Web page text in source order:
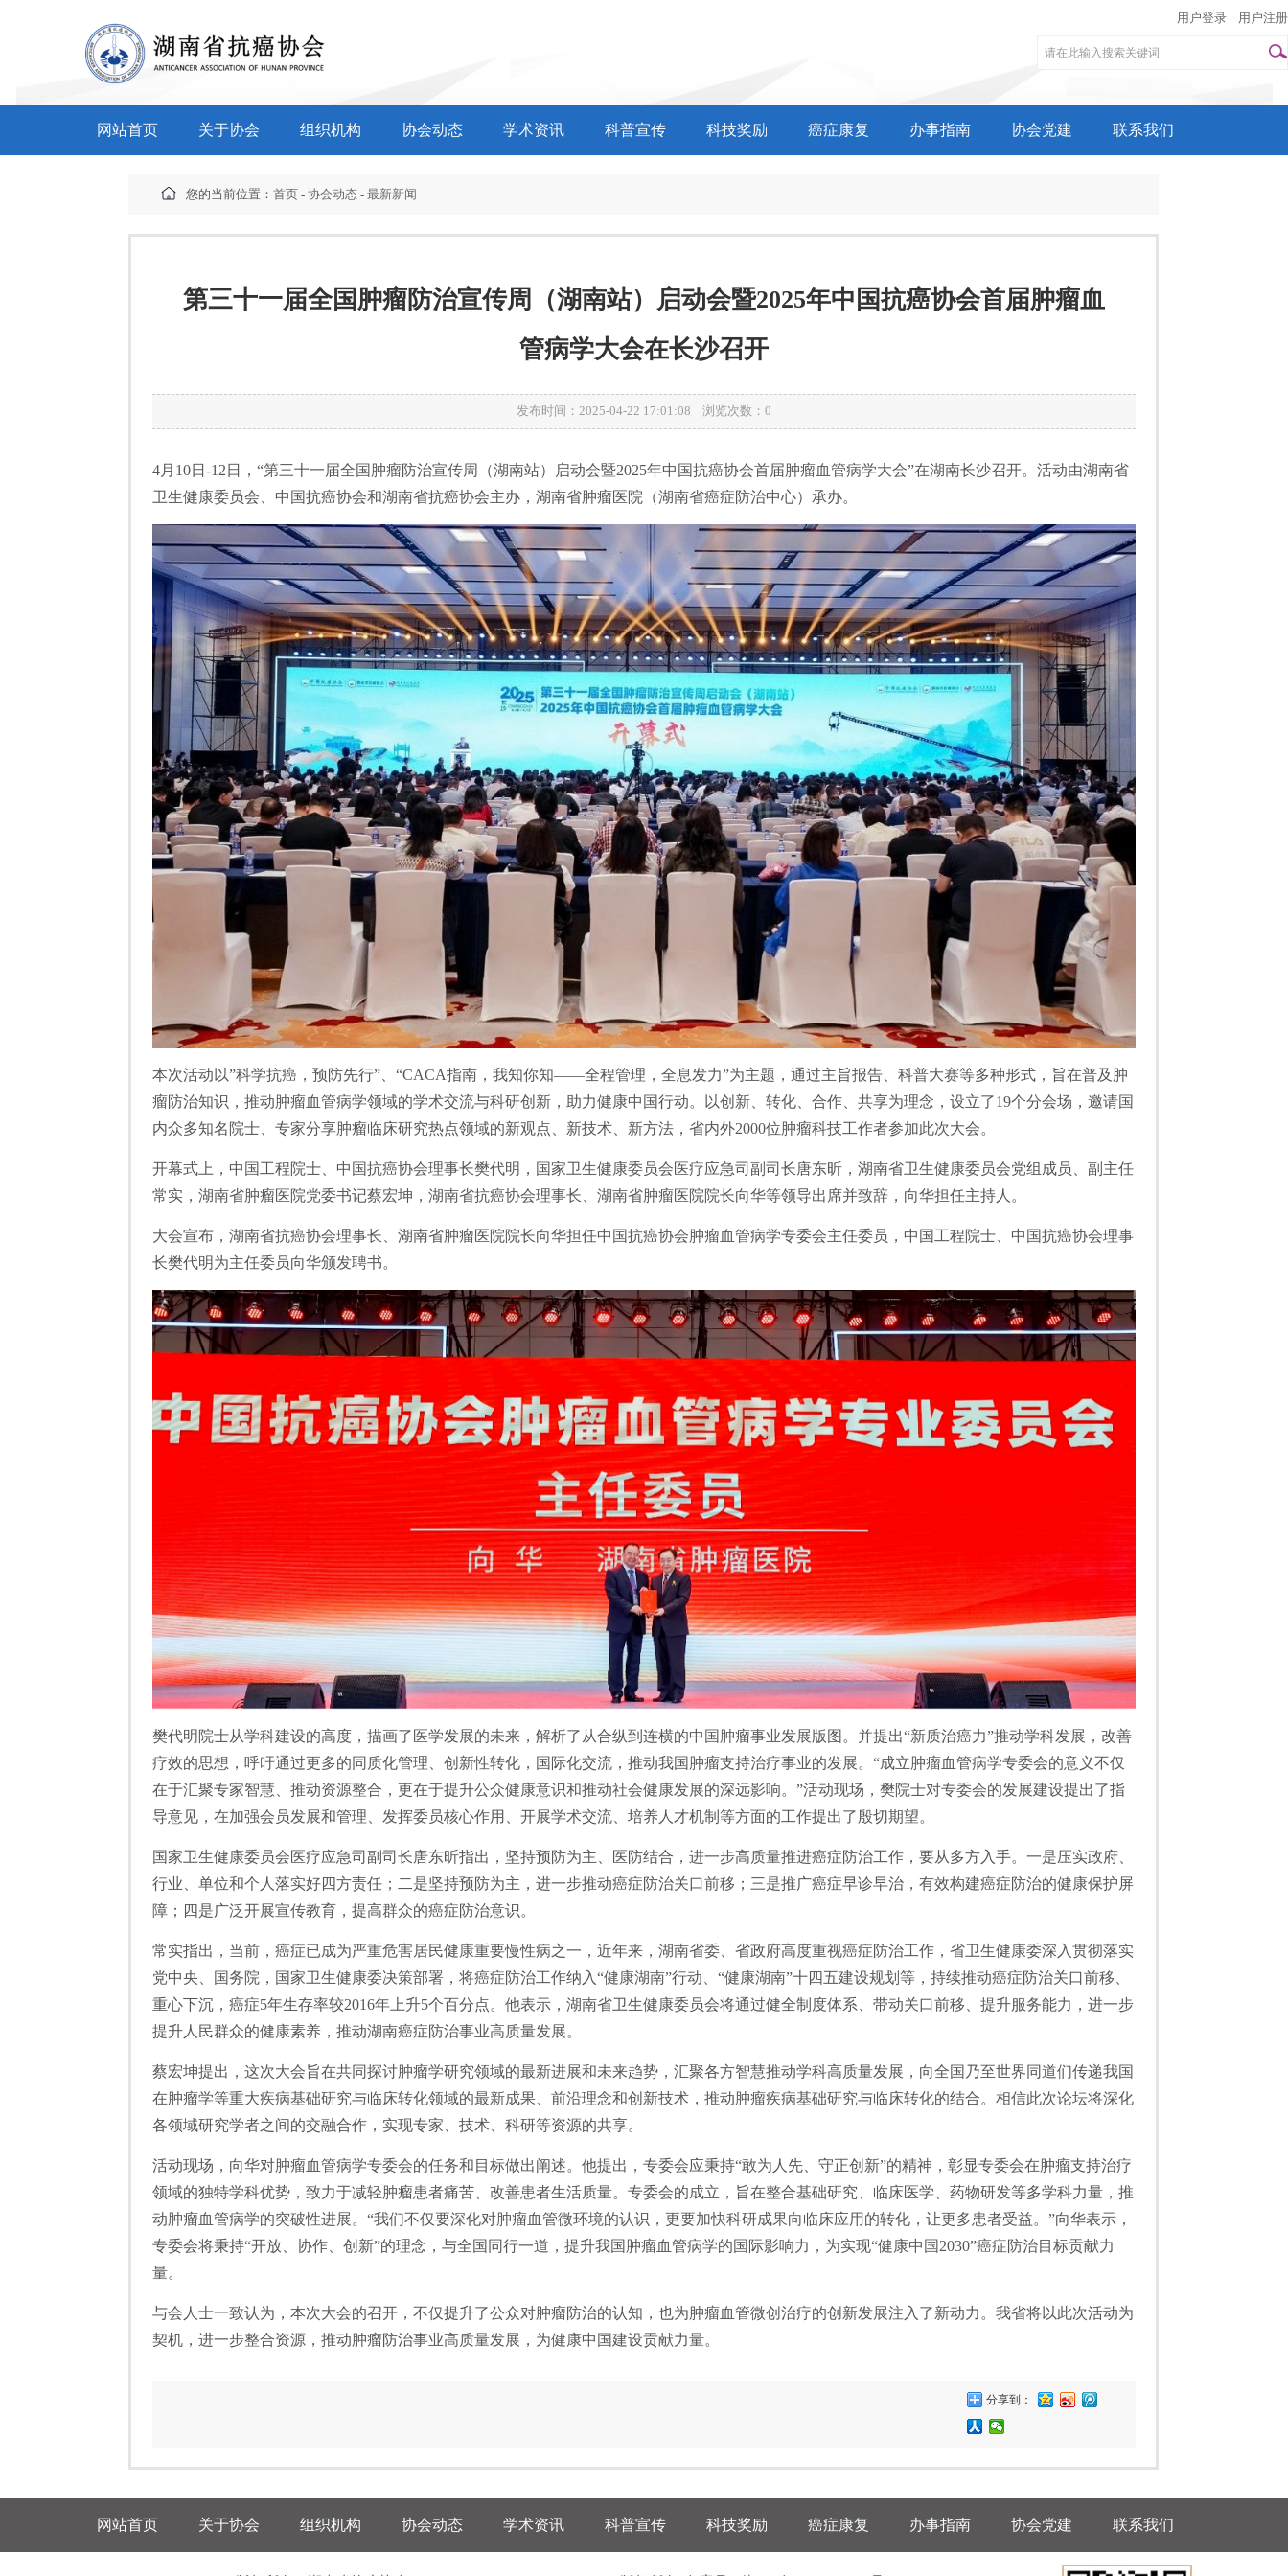
用户登录 用户注册
网站首页 关于协会 组织机构 协会动态 学术资讯 科普宣传 科技奖励 癌症康复 办事指南 协会党建 联系我们
您的当前位置：首页 -协会动态 -最新新闻
第三十一届全国肿瘤防治宣传周（湖南站）启动会暨2025年中国抗癌协会首届肿瘤血
管病学大会在长沙召开
发布时间：2025-04-22 17:01:08 浏览次数： 0
4月10日-12日，“第三十一届全国肿瘤防治宣传周（湖南站）启动会暨2025年中国抗癌协会首届肿瘤血管病学大会”在湖南长沙召开。活动由湖南省
卫生健康委员会、中国抗癌协会和湖南省抗癌协会主办，湖南省肿瘤医院（湖南省癌症防治中心）承办。
本次活动以”科学抗癌，预防先行”、“CACA指南，我知你知——全程管理，全息发力”为主题，通过主旨报告、科普大赛等多种形式，旨在普及肿
瘤防治知识，推动肿瘤血管病学领域的学术交流与科研创新，助力健康中国行动。以创新、转化、合作、共享为理念，设立了19个分会场，邀请国
内众多知名院士、专家分享肿瘤临床研究热点领域的新观点、新技术、新方法，省内外2000位肿瘤科技工作者参加此次大会。
开幕式上，中国工程院士、中国抗癌协会理事长樊代明，国家卫生健康委员会医疗应急司副司长唐东昕，湖南省卫生健康委员会党组成员、副主任
常实，湖南省肿瘤医院党委书记蔡宏坤，湖南省抗癌协会理事长、湖南省肿瘤医院院长向华等领导出席并致辞，向华担任主持人。
大会宣布，湖南省抗癌协会理事长、湖南省肿瘤医院院长向华担任中国抗癌协会肿瘤血管病学专委会主任委员，中国工程院士、中国抗癌协会理事
长樊代明为主任委员向华颁发聘书。
樊代明院士从学科建设的高度，描画了医学发展的未来，解析了从合纵到连横的中国肿瘤事业发展版图。并提出“新质治癌力”推动学科发展，改善
疗效的思想，呼吁通过更多的同质化管理、创新性转化，国际化交流，推动我国肿瘤支持治疗事业的发展。“成立肿瘤血管病学专委会的意义不仅
在于汇聚专家智慧、推动资源整合，更在于提升公众健康意识和推动社会健康发展的深远影响。”活动现场，樊院士对专委会的发展建设提出了指
导意见，在加强会员发展和管理、发挥委员核心作用、开展学术交流、培养人才机制等方面的工作提出了殷切期望。
国家卫生健康委员会医疗应急司副司长唐东昕指出，坚持预防为主、医防结合，进一步高质量推进癌症防治工作，要从多方入手。一是压实政府、
行业、单位和个人落实好四方责任；二是坚持预防为主，进一步推动癌症防治关口前移；三是推广癌症早诊早治，有效构建癌症防治的健康保护屏
障；四是广泛开展宣传教育，提高群众的癌症防治意识。
常实指出，当前，癌症已成为严重危害居民健康重要慢性病之一，近年来，湖南省委、省政府高度重视癌症防治工作，省卫生健康委深入贯彻落实
党中央、国务院，国家卫生健康委决策部署，将癌症防治工作纳入“健康湖南”行动、“健康湖南”十四五建设规划等，持续推动癌症防治关口前移、
重心下沉，癌症5年生存率较2016年上升5个百分点。他表示，湖南省卫生健康委员会将通过健全制度体系、带动关口前移、提升服务能力，进一步
提升人民群众的健康素养，推动湖南癌症防治事业高质量发展。
蔡宏坤提出，这次大会旨在共同探讨肿瘤学研究领域的最新进展和未来趋势，汇聚各方智慧推动学科高质量发展，向全国乃至世界同道们传递我国
在肿瘤学等重大疾病基础研究与临床转化领域的最新成果、前沿理念和创新技术，推动肿瘤疾病基础研究与临床转化的结合。相信此次论坛将深化
各领域研究学者之间的交融合作，实现专家、技术、科研等资源的共享。
活动现场，向华对肿瘤血管病学专委会的任务和目标做出阐述。他提出，专委会应秉持“敢为人先、守正创新”的精神，彰显专委会在肿瘤支持治疗
领域的独特学科优势，致力于减轻肿瘤患者痛苦、改善患者生活质量。专委会的成立，旨在整合基础研究、临床医学、药物研发等多学科力量，推
动肿瘤血管病学的突破性进展。“我们不仅要深化对肿瘤血管微环境的认识，更要加快科研成果向临床应用的转化，让更多患者受益。”向华表示，
专委会将秉持“开放、协作、创新”的理念，与全国同行一道，提升我国肿瘤血管病学的国际影响力，为实现“健康中国2030”癌症防治目标贡献力
量。
与会人士一致认为，本次大会的召开，不仅提升了公众对肿瘤防治的认知，也为肿瘤血管微创治疗的创新发展注入了新动力。我省将以此次活动为
契机，进一步整合资源，推动肿瘤防治事业高质量发展，为健康中国建设贡献力量。
分享到：
网站首页 关于协会 组织机构 协会动态 学术资讯 科普宣传 科技奖励 癌症康复 办事指南 协会党建 联系我们